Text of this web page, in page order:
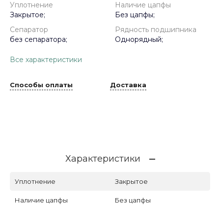
Уплотнение
Закрытое;
Наличие цапфы
Без цапфы;
Сепаратор
без сепаратора;
Рядность подшипника
Однорядный;
Все характеристики
Способы оплаты Доставка
Характеристики
Уплотнение Закрытое
Наличие цапфы Без цапфы